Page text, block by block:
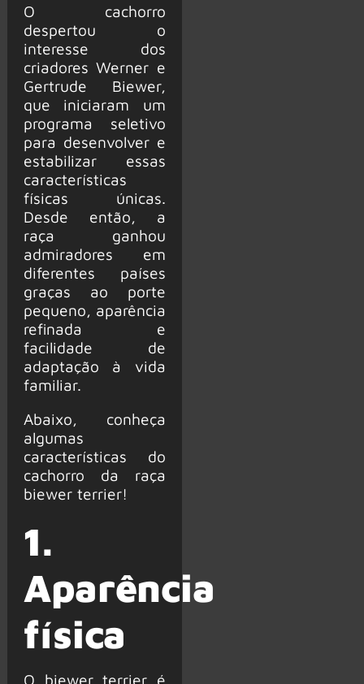
O cachorro
despertou o
interesse dos
criadores Werner e
Gertrude Biewer,
que iniciaram um
programa seletivo
para desenvolver e
estabilizar essas
características
físicas únicas.
Desde então, a
raça ganhou
admiradores em
diferentes países
graças ao porte
pequeno, aparência
refinada e
facilidade de
adaptação à vida
familiar.
Abaixo, conheça
algumas
características do
cachorro da raça
biewer terrier!
1.
Aparência
física
O biewer terrier é